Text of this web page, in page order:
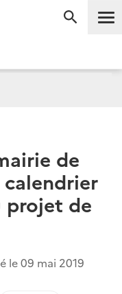
de
projet de
le09 mai 2019